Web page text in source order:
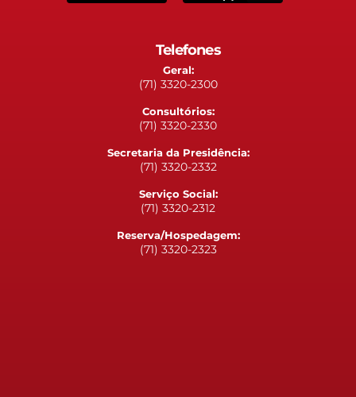
Telefones
Geral:
(71) 3320-2300
Consultórios:
(71) 3320-2330
Secretaria da Presidência:
(71) 3320-2332
Serviço Social:
(71) 3320-2312
Reserva/Hospedagem:
(71) 3320-2323